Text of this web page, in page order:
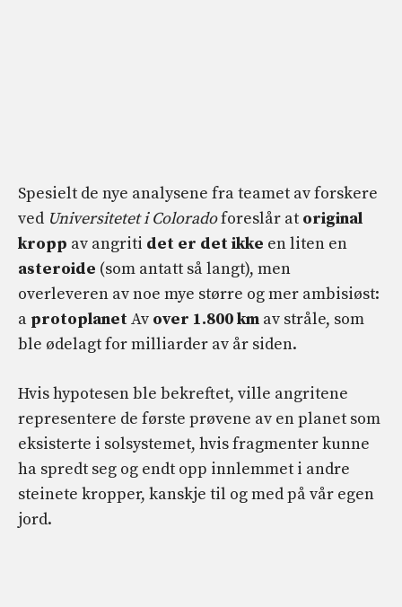
Spesielt de nye analysene fra teamet av forskere
ved Universitetet i Coloradoforeslår at original
kropp av angriti det er det ikke en liten en
asteroide (som antatt så langt), men
overleveren av noe mye større og mer ambisiøst:
a protoplanetAv over 1.800 km av stråle, som
ble ødelagt for milliarder av år siden.
Hvis hypotesen ble bekreftet, ville angritene
representere de første prøvene av en planet som
eksisterte i solsystemet, hvis fragmenter kunne
ha spredt seg og endt opp innlemmet i andre
steinete kropper, kanskje til og med på vår egen
jord.